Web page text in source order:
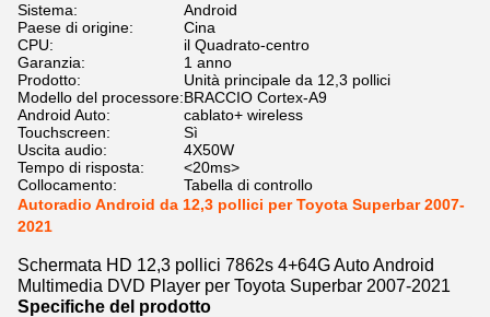
Sistema:
Android
Paese di origine:
Cina
CPU:
il Quadrato-centro
Garanzia:
1 anno
Prodotto:
Unità principale da 12,3 pollici
Modello del processore:BRACCIO Cortex-A9
Android Auto:
cablato+ wireless
Touchscreen:
Sì
Uscita audio:
4X50W
Tempo di risposta:
<20ms>
Collocamento:
Tabella di controllo
Autoradio Android da 12,3 pollici per Toyota Superbar 2007-
2021
Schermata HD 12,3 pollici 7862s 4+64G Auto Android
Multimedia DVD Player per Toyota Superbar 2007-2021
Specifiche del prodotto